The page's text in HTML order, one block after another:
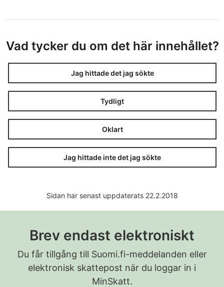
Vad tycker du om det här innehållet?
Jag hittade det jag sökte
Tydligt
Oklart
Jag hittade inte det jag sökte
Sidan har senast uppdaterats 22.2.2018
Brev endast elektroniskt
Du får tillgång till Suomi.fi-meddelanden eller
elektronisk skattepost när du loggar in i
MinSkatt.